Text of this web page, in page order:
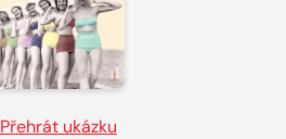
Přehrát ukázku